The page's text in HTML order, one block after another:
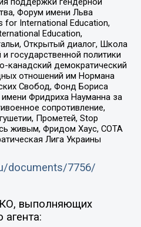
Форум имени Льва
for International Education,
Education,
Открытый диалог, Школа
государственной политики
канадский демократический
отношений им Нормана
Свобод, Фонд Бориса
Фридриха Науманна за
сопротивление,
Прометей, Stop
живым, Фридом Хаус, СОТА
Лига Украины
documents/7756/
выполняющих
агента: